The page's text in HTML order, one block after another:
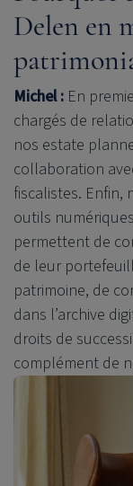
Delen en
Michel : En
chargés de
nos estate
collaboration
fiscalistes.
outils
permettent de
de leur
patrimoine, de
dans l’archive
droits de
complément de